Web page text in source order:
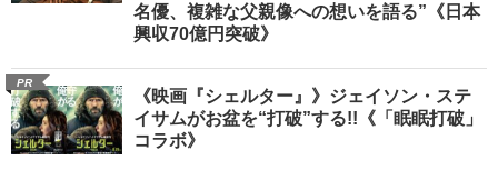
名優、複雑な父親像への想いを語る”《日本
興収70億円突破》
PR
《映画『シェルター』》ジェイソン・ステ
イサムがお盆を“打破”する!!《「眠眠打破」
コラボ》